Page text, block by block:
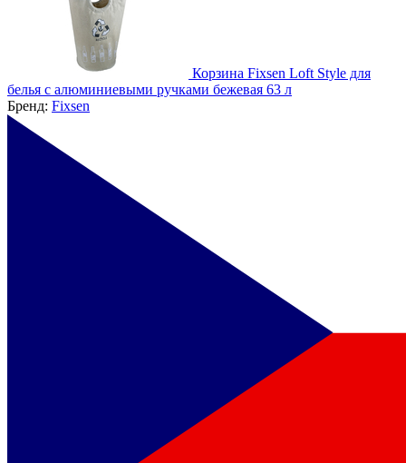
Корзина Fixsen Loft Style для
белья с алюминиевыми ручками бежевая 63 л
Бренд: Fixsen